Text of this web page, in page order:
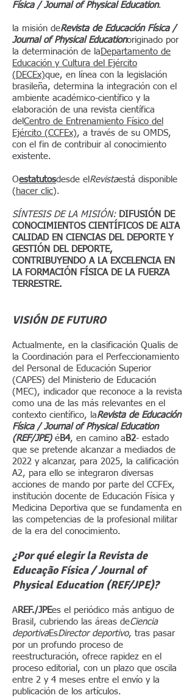
Física / Journal of Physical Education.
la misión deRevista de Educación Física /
Journal of Physical Educationoriginado por
la determinación de la Departamento de
Educación y Cultura del Ejército
(DECEx)que, en línea con la legislación
brasileña, determina la integración con el
ambiente académico-científico y la
elaboración de una revista científica
del Centro de Entrenamiento Físico del
Ejército (CCFEx), a través de su OMDS,
con el fin de contribuir al conocimiento
existente.
Oestatutosdesde el Revistaestá disponible
( hacer clic).
SÍNTESIS DE LA MISIÓN: DIFUSIÓN DE
CONOCIMIENTOS CIENTÍFICOS DE ALTA
CALIDAD EN CIENCIAS DEL DEPORTE Y
GESTIÓN DEL DEPORTE,
CONTRIBUYENDO A LA EXCELENCIA EN
LA FORMACIÓN FÍSICA DE LA FUERZA
TERRESTRE.
VISIÓN DE FUTURO
Actualmente, en la clasificación Qualis de
la Coordinación para el Perfeccionamiento
del Personal de Educación Superior
(CAPES) del Ministerio de Educación
(MEC), indicador que reconoce a la revista
como una de las más relevantes en el
contexto científico, laRevista de Educación
Física / Journal of Physical Education
(REF/JPE)é B4, en camino a B2- estado
que se pretende alcanzar a mediados de
2022 y alcanzar, para 2025, la calificación
A2, para ello se integraron diversas
acciones de mando por parte del CCFEx,
institución docente de Educación Física y
Medicina Deportiva que se fundamenta en
las competencias de la profesional militar
de la era del conocimiento.
¿Por qué elegir la Revista de
Educação Física / Journal of
Physical Education (REF/JPE)?
A REF./JPEes el periódico más antiguo de
Brasil, cubriendo las áreas deCiencia
deportivaEsDirector deportivo, tras pasar
por un profundo proceso de
reestructuración, ofrece rapidez en el
proceso editorial, con un plazo que oscila
entre 2 y 4 meses entre el envío y la
publicación de los artículos.